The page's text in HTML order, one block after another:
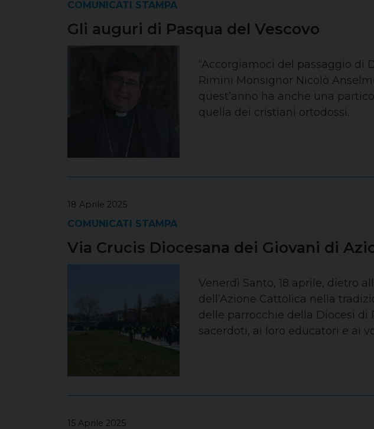
COMUNICATI STAMPA
Gli auguri di Pasqua del Vescovo
“Accorgiamoci del passaggio di
Rimini Monsignor Nicolò
quest’anno ha anche una
quella dei cristiani ortodossi.
18 Aprile 2025
COMUNICATI STAMPA
Via Crucis Diocesana dei Giovani di
Venerdì Santo, 18 aprile, dietro
dell’Azione Cattolica nella
delle parrocchie della Diocesi di
sacerdoti, ai loro educatori e ai
15 Aprile 2025